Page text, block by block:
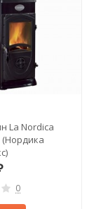
La Nordica
(Нордика
0